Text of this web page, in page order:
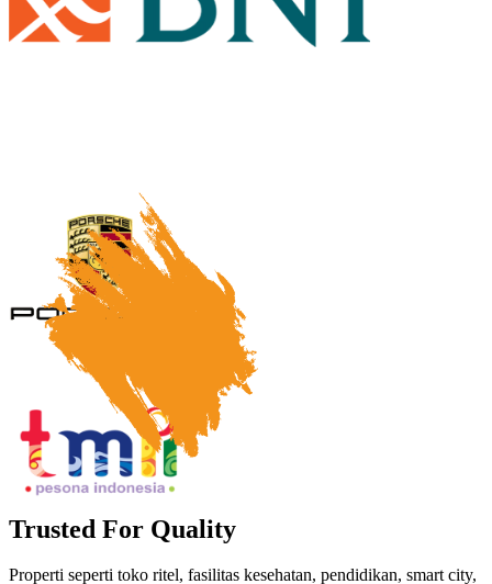
Trusted For Quality
Properti seperti toko ritel, fasilitas kesehatan, pendidikan, smart city,